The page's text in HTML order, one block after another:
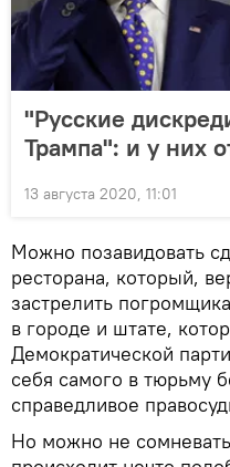
"Русские
Трампа": и у них
13 августа 2020, 11:01
Можно позавидовать
ресторана, который,
застрелить
в городе и штате,
Демократической
себя самого в тюрьму
справедливое
Но можно не